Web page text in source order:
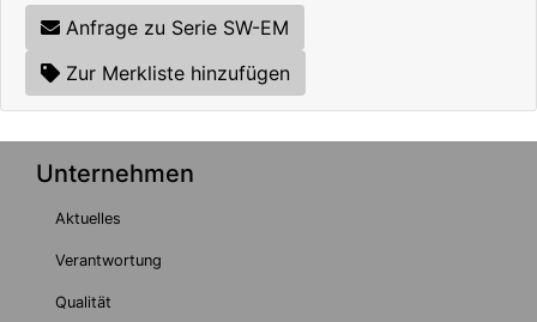
Anfrage zu Serie SW-EM
Zur Merkliste hinzufügen
Unternehmen
Aktuelles
Verantwortung
Qualität